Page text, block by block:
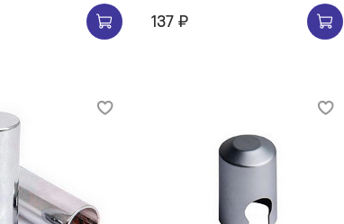
137 ₽